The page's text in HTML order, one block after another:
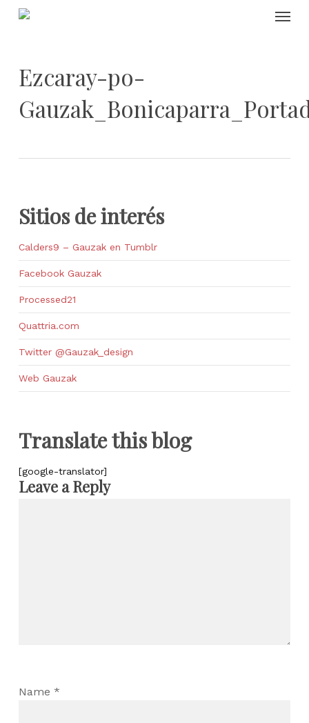
Skip
Menu
Ezcaray-po-
Sitios de interés
Calders9 – Gauzak en Tumblr
Facebook Gauzak
Processed21
Quattria.com
Twitter @Gauzak_design
Web Gauzak
Translate this blog
[google-translator]
Leave a Reply
Name *